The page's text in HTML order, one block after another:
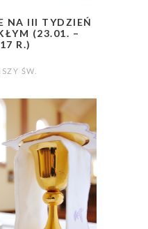
NA III TYDZIEŃ
(23.01. –
R.)
ŚW.